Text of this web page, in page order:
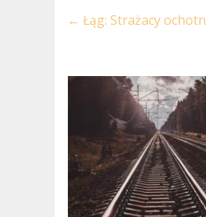
← Łąg: Strażacy